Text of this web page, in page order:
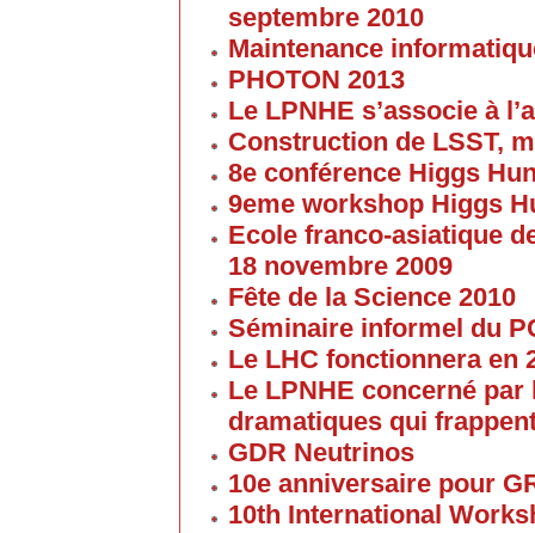
septembre 2010
Maintenance
PHOTON 2013
Le LPNHE s’associe à
Construction de LSST,
8e conférence Higgs
9eme workshop Higgs
Ecole franco-asiatique
18 novembre 2009
Fête de la Science 2010
Séminaire informel du
Le LHC fonctionnera en
Le LPNHE concerné par
dramatiques qui
GDR Neutrinos
10e anniversaire pour
10th International